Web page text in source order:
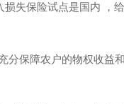
保险试点是国内 ，
保障农户的物权收益